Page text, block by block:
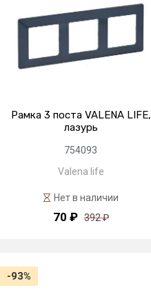
Рамка 3 поста VALENA LIFE,
лазурь
754093
Valena life
Нет в наличии
70 ₽ 392 ₽
-93%